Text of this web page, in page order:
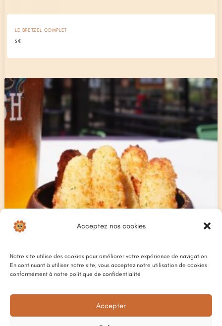
Acceptez nos cookies
Notre site utilise des cookies pour améliorer votre expérience de navigation.
En continuant à utiliser notre site, vous acceptez notre utilisation de cookies
conformément à notre politique de confidentialité
Accepter
LE BRETZEL COMPLET
5 €
4,50€